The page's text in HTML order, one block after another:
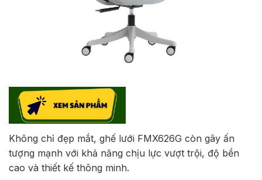
Không chỉ đẹp mắt, ghế lưới FMX626G còn gây ấn
tượng mạnh với khả năng chịu lực vượt trội, độ bền
cao và thiết kế thông minh.